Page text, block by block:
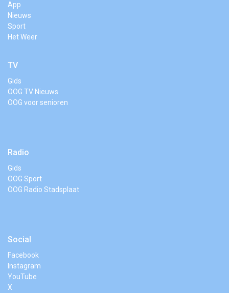
App
Nieuws
Sport
Het Weer
TV
Gids
OOG TV Nieuws
OOG voor senioren
Radio
Gids
OOG Sport
OOG Radio Stadsplaat
Social
Facebook
Instagram
YouTube
X